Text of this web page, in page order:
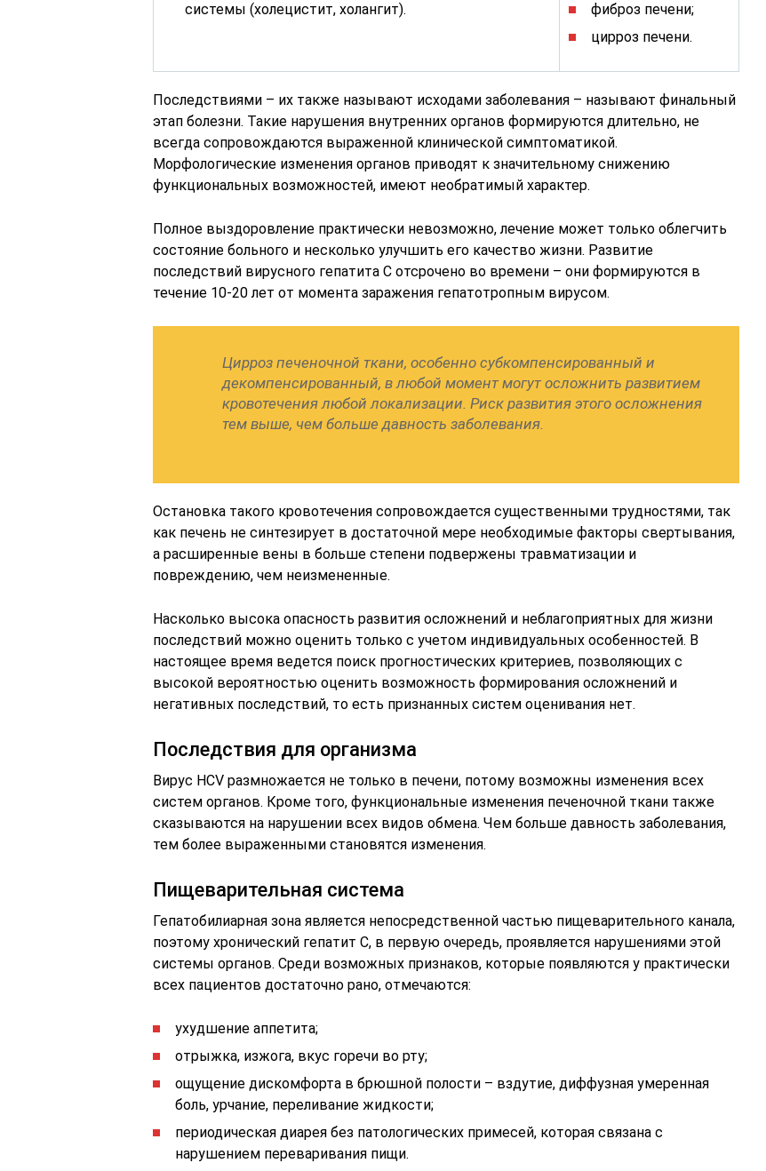
системы (холецистит, холангит).
фиброз печени;
цирроз печени.
Последствиями – их также называют исходами заболевания – называют финальный
этап болезни. Такие нарушения внутренних органов формируются длительно, не
всегда сопровождаются выраженной клинической симптоматикой.
Морфологические изменения органов приводят к значительному снижению
функциональных возможностей, имеют необратимый характер.
Полное выздоровление практически невозможно, лечение может только облегчить
состояние больного и несколько улучшить его качество жизни. Развитие
последствий вирусного гепатита С отсрочено во времени – они формируются в
течение 10-20 лет от момента заражения гепатотропным вирусом.
Цирроз печеночной ткани, особенно субкомпенсированный и
декомпенсированный, в любой момент могут осложнить развитием
кровотечения любой локализации. Риск развития этого осложнения
тем выше, чем больше давность заболевания.
Остановка такого кровотечения сопровождается существенными трудностями, так
как печень не синтезирует в достаточной мере необходимые факторы свертывания,
а расширенные вены в больше степени подвержены травматизации и
повреждению, чем неизмененные.
Насколько высока опасность развития осложнений и неблагоприятных для жизни
последствий можно оценить только с учетом индивидуальных особенностей. В
настоящее время ведется поиск прогностических критериев, позволяющих с
высокой вероятностью оценить возможность формирования осложнений и
негативных последствий, то есть признанных систем оценивания нет.
Последствия для организма
Вирус HCV размножается не только в печени, потому возможны изменения всех
систем органов. Кроме того, функциональные изменения печеночной ткани также
сказываются на нарушении всех видов обмена. Чем больше давность заболевания,
тем более выраженными становятся изменения.
Пищеварительная система
Гепатобилиарная зона является непосредственной частью пищеварительного канала,
поэтому хронический гепатит С, в первую очередь, проявляется нарушениями этой
системы органов. Среди возможных признаков, которые появляются у практически
всех пациентов достаточно рано, отмечаются:
ухудшение аппетита;
отрыжка, изжога, вкус горечи во рту;
ощущение дискомфорта в брюшной полости – вздутие, диффузная умеренная
боль, урчание, переливание жидкости;
периодическая диарея без патологических примесей, которая связана с
нарушением переваривания пищи.